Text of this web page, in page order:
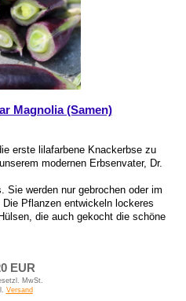
Magnolia (Samen)
erste lilafarbene Knackerbse zu
modernen Erbsenvater, Dr.
Sie werden nur gebrochen oder im
Pflanzen entwickeln lockeres
die auch gekocht die schöne
EUR
MwSt.
Versand